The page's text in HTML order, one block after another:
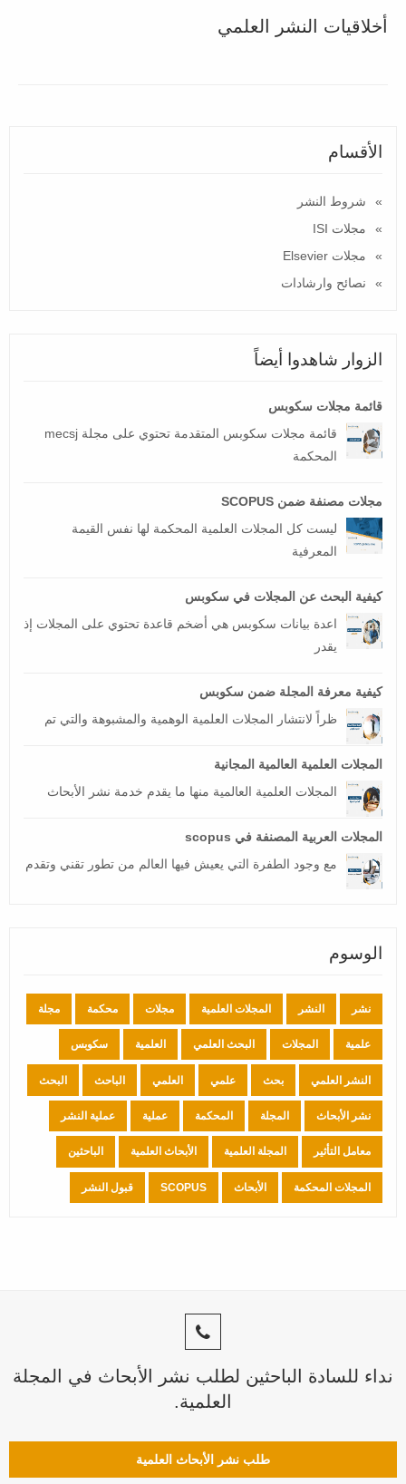
أخلاقيات النشر العلمي
الأقسام
شروط النشر
مجلات ISI
مجلات Elsevier
نصائح وارشادات
الزوار شاهدوا أيضاً
قائمة مجلات سكوبس
قائمة مجلات سكوبس المتقدمة تحتوي على مجلة mecsj
المحكمة
مجلات مصنفة ضمن SCOPUS
ليست كل المجلات العلمية المحكمة لها نفس القيمة
المعرفية
كيفية البحث عن المجلات في سكوبس
اعدة بيانات سكوبس هي أضخم قاعدة تحتوي على المجلات إذ
يقدر
كيفية معرفة المجلة ضمن سكوبس
ظراً لانتشار المجلات العلمية الوهمية والمشبوهة والتي تم
المجلات العلمية العالمية المجانية
المجلات العلمية العالمية منها ما يقدم خدمة نشر الأبحاث
المجلات العربية المصنفة في scopus
مع وجود الطفرة التي يعيش فيها العالم من تطور تقني وتقدم
الوسوم
نشر النشر المجلات العلمية مجلات محكمة مجلة
علمية المجلات البحث العلمي العلمية سكوبس
النشر العلمي بحث علمي العلمي الباحث البحث
نشر الأبحاث المجلة المحكمة عملية عملية النشر
معامل التأثير المجلة العلمية الأبحاث العلمية الباحثين
المجلات المحكمة الأبحاث SCOPUS قبول النشر
نداء للسادة الباحثين لطلب نشر الأبحاث في المجلة
العلمية.
طلب نشر الأبحاث العلمية